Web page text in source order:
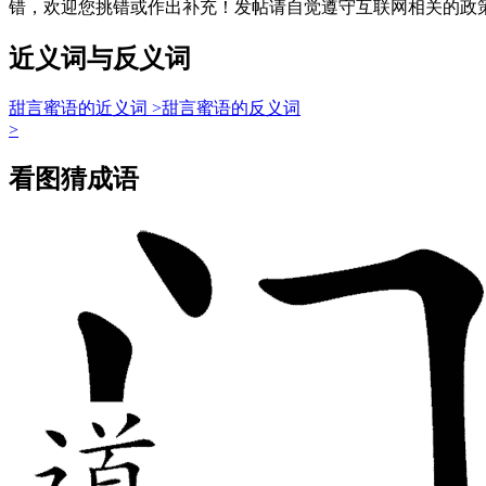
错，欢迎您挑错或作出补充！发帖请自觉遵守互联网相关的政
近义词与反义词
甜言蜜语的近义词 >甜言蜜语的反义词
>
看图猜成语